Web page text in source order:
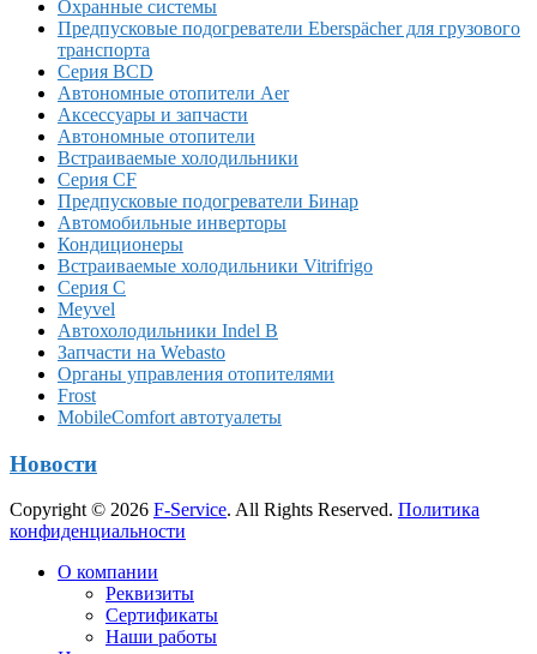
Охранные системы
Предпусковые подогреватели Eberspächer для грузового
транспорта
Серия BCD
Автономные отопители Аer
Аксессуары и запчасти
Автономные отопители
Встраиваемые холодильники
Серия CF
Предпусковые подогреватели Бинар
Автомобильные инверторы
Кондиционеры
Встраиваемые холодильники Vitrifrigo
Серия C
Meyvel
Автохолодильники Indel B
Запчасти на Webasto
Органы управления отопителями
Frost
MobileComfort автотуалеты
Новости
Copyright © 2026 F-Service. All Rights Reserved. Политика
конфиденциальности
вверх
О компании
Реквизиты
Сертификаты
Наши работы